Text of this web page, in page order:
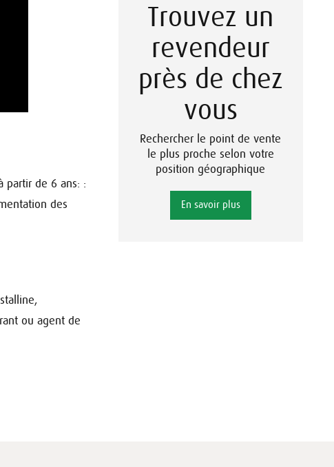
partir de 6 ans: :
des
ou agent de
Trouvez un
revendeur
près de chez
vous
Rechercher le point de vente
le plus proche selon votre
position géographique
En savoir plus